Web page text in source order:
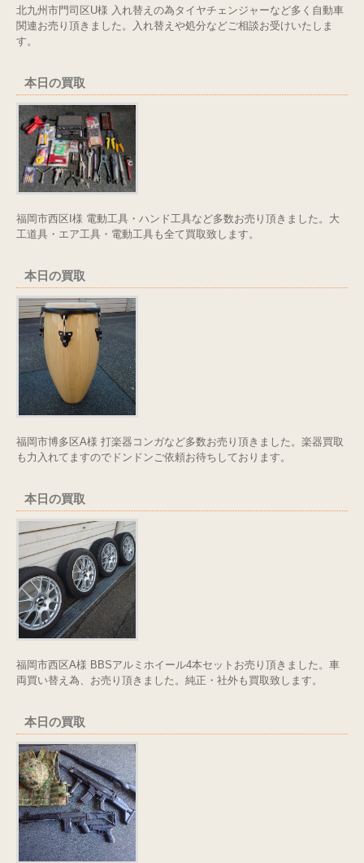
北九州市門司区U様 入れ替えの為タイヤチェンジャーなど多く自動車
関連お売り頂きました。入れ替えや処分などご相談お受けいたしま
す。
本日の買取
福岡市西区I様 電動工具・ハンド工具など多数お売り頂きました。大
工道具・エア工具・電動工具も全て買取致します。
本日の買取
福岡市博多区A様 打楽器コンガなど多数お売り頂きました。楽器買取
も力入れてますのでドンドンご依頼お待ちしております。
本日の買取
福岡市西区A様 BBSアルミホイール4本セットお売り頂きました。車
両買い替え為、お売り頂きました。純正・社外も買取致します。
本日の買取